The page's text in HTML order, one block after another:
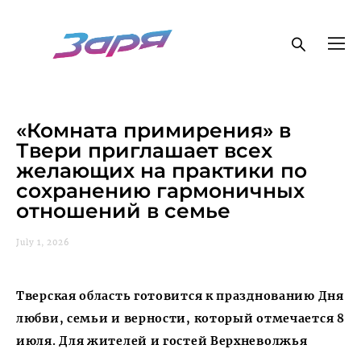
July 1, 2026
«Комната примирения» в
Твери приглашает всех
желающих на практики по
сохранению гармоничных
отношений в семье
Тверская область готовится к празднованию Дня
любви, семьи и верности, который отмечается 8
июля. Для жителей и гостей Верхневолжья